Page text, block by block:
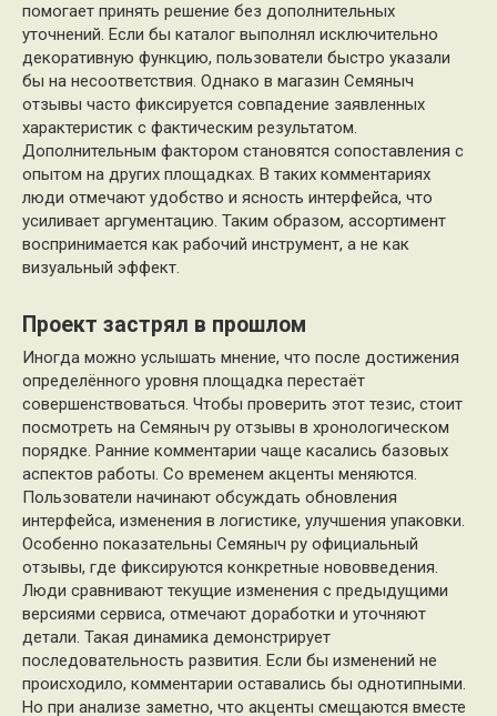
помогает принять решение без дополнительных
уточнений. Если бы каталог выполнял исключительно
декоративную функцию, пользователи быстро указали
бы на несоответствия. Однако в магазин Семяныч
отзывы часто фиксируется совпадение заявленных
характеристик с фактическим результатом.
Дополнительным фактором становятся сопоставления с
опытом на других площадках. В таких комментариях
люди отмечают удобство и ясность интерфейса, что
усиливает аргументацию. Таким образом, ассортимент
воспринимается как рабочий инструмент, а не как
визуальный эффект.
Проект застрял в прошлом
Иногда можно услышать мнение, что после достижения
определённого уровня площадка перестаёт
совершенствоваться. Чтобы проверить этот тезис, стоит
посмотреть на Семяныч ру отзывы в хронологическом
порядке. Ранние комментарии чаще касались базовых
аспектов работы. Со временем акценты меняются.
Пользователи начинают обсуждать обновления
интерфейса, изменения в логистике, улучшения упаковки.
Особенно показательны Семяныч ру официальный
отзывы, где фиксируются конкретные нововведения.
Люди сравнивают текущие изменения с предыдущими
версиями сервиса, отмечают доработки и уточняют
детали. Такая динамика демонстрирует
последовательность развития. Если бы изменений не
происходило, комментарии оставались бы однотипными.
Но при анализе заметно, что акценты смещаются вместе